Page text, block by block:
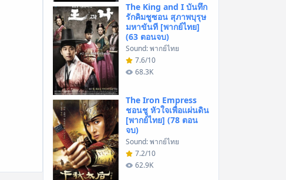
The King and I บันทึก
รักคิมชูซอน สุภาพบุรุษ
มหาขันที [พากย์ไทย]
(63 ตอนจบ)
Sound: พากย์ไทย
7.6/10
68.3K
The Iron Empress
ชอนชู หัวใจเพื่อแผ่นดิน
[พากย์ไทย] (78 ตอน
จบ)
Sound: พากย์ไทย
7.2/10
62.9K